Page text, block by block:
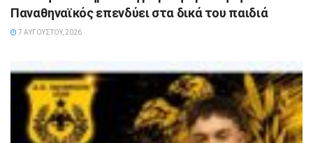
Παναθηναϊκός επενδύει στα δικά του παιδιά
7 ΑΥΓΟΎΣΤΟΥ, 2026